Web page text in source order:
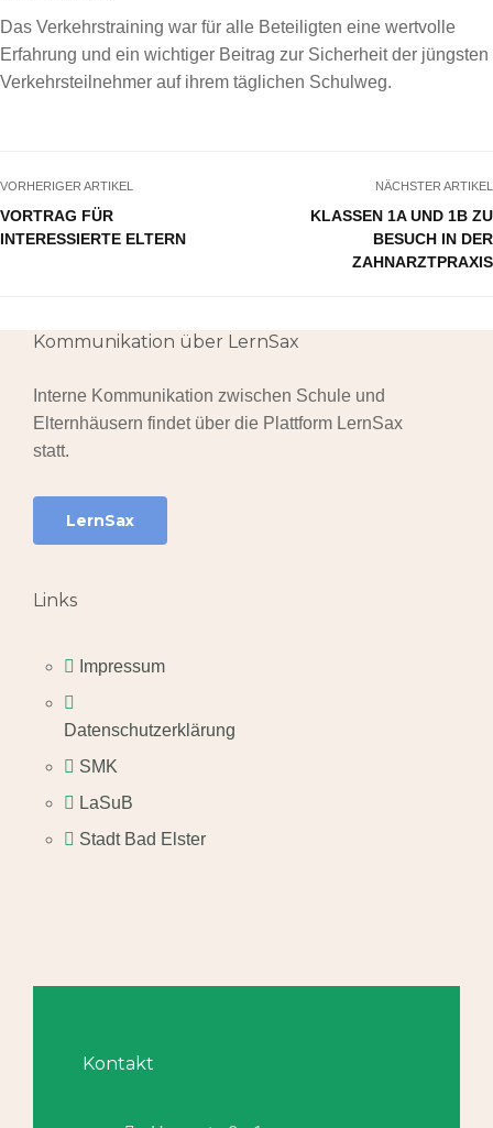
Das Verkehrstraining war für alle Beteiligten eine wertvolle
Erfahrung und ein wichtiger Beitrag zur Sicherheit der jüngsten
Verkehrsteilnehmer auf ihrem täglichen Schulweg.
VORHERIGER ARTIKEL
VORTRAG FÜR
INTERESSIERTE ELTERN
NÄCHSTER ARTIKEL
KLASSEN 1A UND 1B ZU
BESUCH IN DER
ZAHNARZTPRAXIS
Kommunikation über LernSax
Interne Kommunikation zwischen Schule und
Elternhäusern findet über die Plattform LernSax
statt.
LernSax
Links
Impressum
Datenschutzerklärung
SMK
LaSuB
Stadt Bad Elster
Kontakt